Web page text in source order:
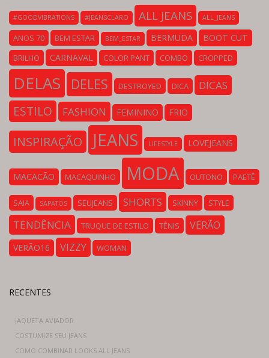
#GOODVIBRATIONS #JEANSCLARO ALL JEANS ALL_JEANS
ANOS 70 BEM ESTAR BEM_ESTAR BERMUDA BOOT CUT
BRILHO CARNAVAL COLOR PANT COMBO CROPPED
DELAS DELES DESTROYED DICA DICAS
ESTILO FASHION FEMININO FRIO
INSPIRAÇÃO JEANS LIFESTYLE LOVEJEANS
MACACÃO MACAQUINHO MODA OUTONO PAETÊ
SAIA SAPATOS SEUJEANS SHORTS SKINNY STYLE
TENDÊNCIA TRUQUE DE ESTILO TÊNIS VERÃO
VERÃO16 VIZZY WOMAN
RECENTES
JAQUETA AVIADOR
COSTUMIZE SEU JEANS
COMO COMBINAR LOOKS ALL JEANS